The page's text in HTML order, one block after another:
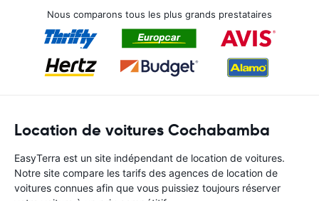
Nous comparons tous les plus grands prestataires
Location de voitures Cochabamba
EasyTerra est un site indépendant de location de voitures.
Notre site compare les tarifs des agences de location de
voitures connues afin que vous puissiez toujours réserver